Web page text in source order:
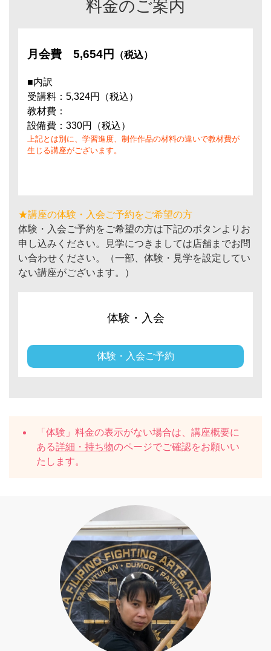
料金のご案内
月会費 5,654円 （税込）
■内訳
受講料：5,324円（税込）
教材費：
設備費：330円（税込）
上記とは別に、学習進度、制作作品の材料の違いで教材費が
生じる講座がございます。
★講座の体験・入会ご予約をご希望の方
体験・入会ご予約をご希望の方は下記のボタンよりお
申し込みください。見学につきましては店舗までお問
い合わせください。（一部、体験・見学を設定してい
ない講座がございます。）
体験・入会
体験・入会ご予約
「体験」料金の表示がない場合は、講座概要に
ある詳細・持ち物のページでご確認をお願いい
たします。